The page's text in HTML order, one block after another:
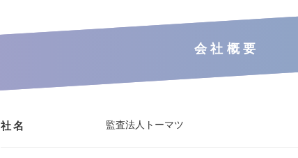
会社概要
社名 監査法人トーマツ